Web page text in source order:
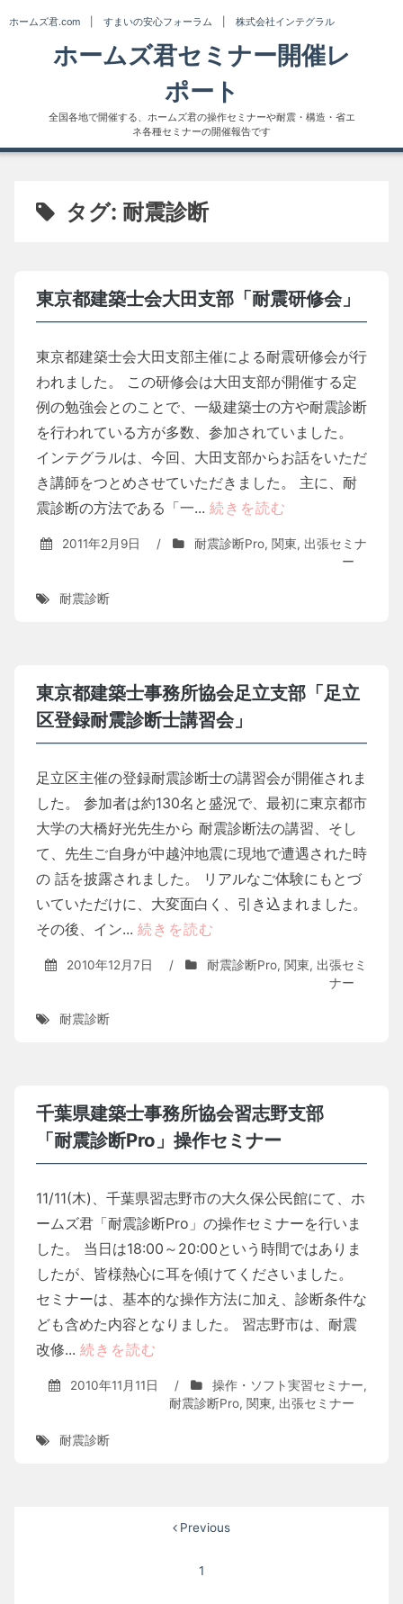
to
ホームズ君.com すまいの安心フォーラム 株式会社インテグラル
ホームズ君セミナー開催レ
ポート
全国各地で開催する、ホームズ君の操作セミナーや耐震・構造・省エ
ネ各種セミナーの開催報告です
タグ: 耐震診断
東京都建築士会大田支部「耐震研修会」
東京都建築士会大田支部主催による耐震研修会が行
われました。 この研修会は大田支部が開催する定
例の勉強会とのことで、一級建築士の方や耐震診断
を行われている方が多数、参加されていました。
インテグラルは、今回、大田支部からお話をいただ
き講師をつとめさせていただきました。 主に、耐
震診断の方法である「一... 続きを読む
2011年2月9日 / 耐震診断Pro, 関東, 出張セミナ
ー
耐震診断
東京都建築士事務所協会足立支部「足立
区登録耐震診断士講習会」
足立区主催の登録耐震診断士の講習会が開催されま
した。 参加者は約130名と盛況で、最初に東京都市
大学の大橋好光先生から 耐震診断法の講習、そし
て、先生ご自身が中越沖地震に現地で遭遇された時
の 話を披露されました。 リアルなご体験にもとづ
いていただけに、大変面白く、引き込まれました。
その後、イン... 続きを読む
2010年12月7日 / 耐震診断Pro, 関東, 出張セミ
ナー
耐震診断
千葉県建築士事務所協会習志野支部
「耐震診断Pro」操作セミナー
11/11(木)、千葉県習志野市の大久保公民館にて、ホ
ームズ君「耐震診断Pro」の操作セミナーを行いま
した。 当日は18:00～20:00という時間ではありま
したが、皆様熱心に耳を傾けてくださいました。
セミナーは、基本的な操作方法に加え、診断条件な
ども含めた内容となりました。 習志野市は、耐震
改修... 続きを読む
2010年11月11日 / 操作・ソフト実習セミナー,
耐震診断Pro, 関東, 出張セミナー
耐震診断
Previous
1